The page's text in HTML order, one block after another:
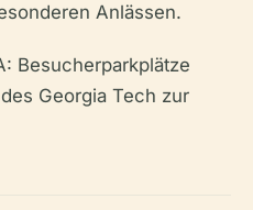
Anlässen.
Besucherparkplätze
Georgia Tech zur